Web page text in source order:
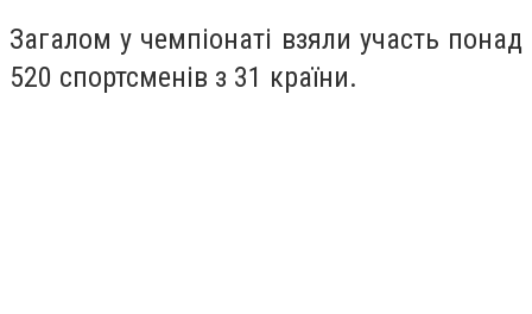
Загалом у чемпіонаті взяли участь понад
520 спортсменів з 31 країни.